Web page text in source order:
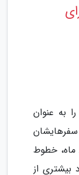
به عنوان
ماه، خطوط
بیشتری از